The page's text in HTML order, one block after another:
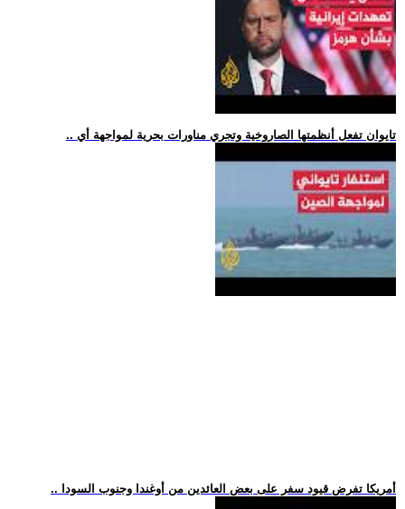
.. تايوان تفعل أنظمتها الصاروخية وتجري مناورات بحرية لمواجهة أي
.. أمريكا تفرض قيود سفر على بعض العائدين من أوغندا وجنوب السودا